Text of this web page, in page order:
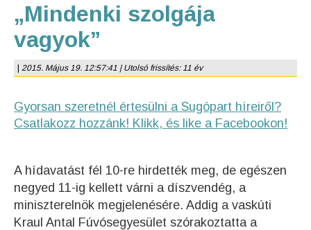
„Mindenki szolgája
vagyok”
2015. Május 19. 12:57:41 | Utolsó frissítés: 11 év
Gyorsan szeretnél értesülni a Sugópart híreiről?
Csatlakozz hozzánk! Klikk, és like a Facebookon!
A hídavatást fél 10-re hirdették meg, de egészen
negyed 11-ig kellett várni a díszvendég, a
miniszterelnök megjelenésére. Addig a vaskúti
Kraul Antal Fúvósegyesület szórakoztatta a